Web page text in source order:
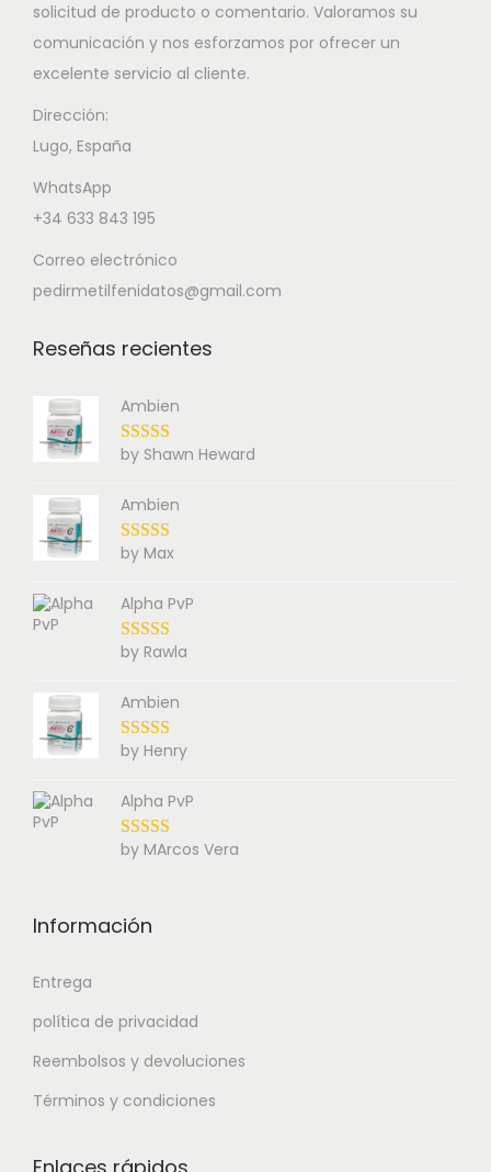
solicitud de producto o comentario. Valoramos su
comunicación y nos esforzamos por ofrecer un
excelente servicio al cliente.
Dirección:
Lugo, España
WhatsApp
+34 633 843 195
Correo electrónico
pedirmetilfenidatos@gmail.com
Reseñas recientes
Ambien
by Shawn Heward
Ambien
by Max
Alpha PvP
by Rawla
Ambien
by Henry
Alpha PvP
by MArcos Vera
Información
Entrega
política de privacidad
Reembolsos y devoluciones
Términos y condiciones